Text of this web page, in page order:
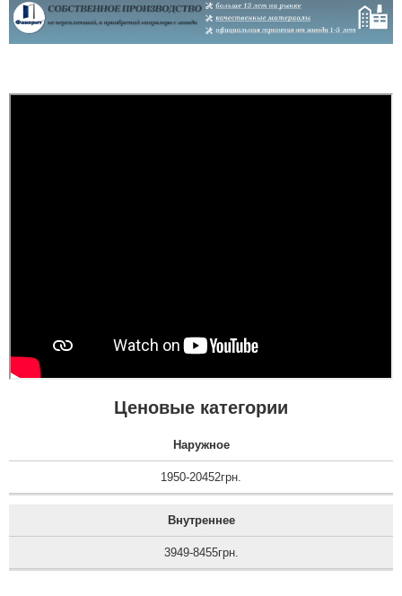
Ценовые категории
Наружное
1950-20452грн.
Внутреннее
3949-8455грн.